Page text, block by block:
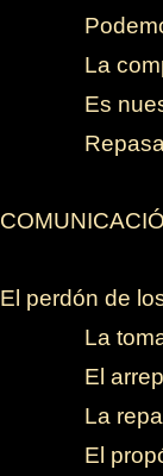
La
Es
El perdón de
La
El
La
El